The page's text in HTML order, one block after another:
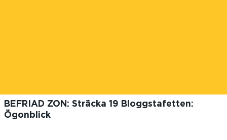
BEFRIAD ZON: Sträcka 19 Bloggstafetten:
Ögonblick